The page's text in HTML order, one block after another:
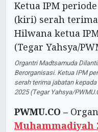
Organtri Madtsamuda
Berorganisasi. Ketua IPM
serah terima jabatan
2025 (Tegar Yahsya/
PWMU.CO –
Muhammadiyah